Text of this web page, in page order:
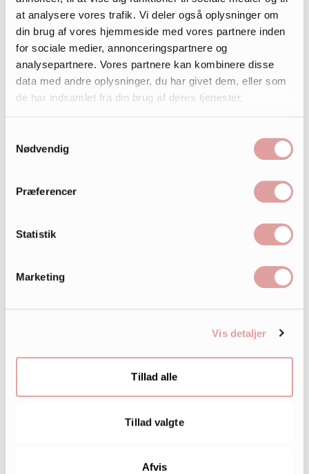
at analysere vores trafik. Vi deler også oplysninger om
din brug af vores hjemmeside med vores partnere inden
for sociale medier, annonceringspartnere og
analysepartnere. Vores partnere kan kombinere disse
data med andre oplysninger, du har givet dem, eller som
de har indsamlet fra din brug af deres tjenester.
Nødvendig
Præferencer
Statistik
Marketing
Vis detaljer
Tillad alle
Tillad valgte
Afvis
242.000